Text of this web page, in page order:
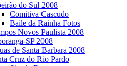
do Sul 2008
Comitiva Cascudo
Baile da Rainha Fotos
Novos Paulista 2008
SP 2008
de Santa Barbara 2008
Cruz do Rio Pardo